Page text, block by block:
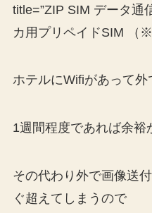
title=”ZIP SIM データ通
カ用プリペイドSIM （
ホテルにWifiがあって外
1週間程度であれば余裕
その代わり外で画像送
ぐ超えてしまうので